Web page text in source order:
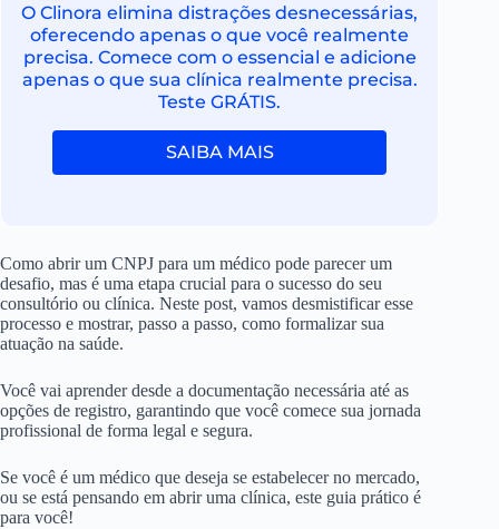
O Clinora elimina distrações desnecessárias,
oferecendo apenas o que você realmente
precisa. Comece com o essencial e adicione
apenas o que sua clínica realmente precisa.
Teste GRÁTIS.
SAIBA MAIS
Como abrir um CNPJ para um médico pode parecer um
desafio, mas é uma etapa crucial para o sucesso do seu
consultório ou clínica. Neste post, vamos desmistificar esse
processo e mostrar, passo a passo, como formalizar sua
atuação na saúde.
Você vai aprender desde a documentação necessária até as
opções de registro, garantindo que você comece sua jornada
profissional de forma legal e segura.
Se você é um médico que deseja se estabelecer no mercado,
ou se está pensando em abrir uma clínica, este guia prático é
para você!